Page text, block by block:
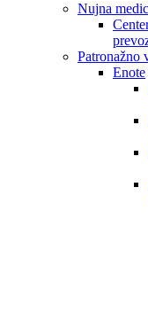
Nujna
Patronažno
Enote